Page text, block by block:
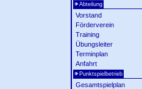
Abteilung
Vorstand
Förderverein
Training
Übungsleiter
Terminplan
Anfahrt
Punktspielbetrieb
Gesamtspielplan